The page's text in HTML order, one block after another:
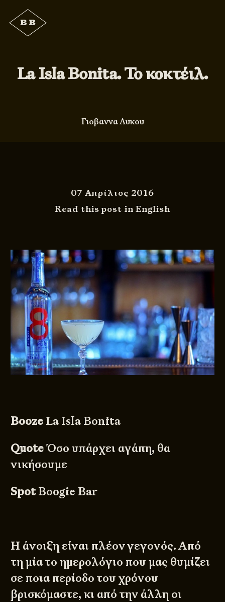
La Isla Bonita. Το κοκτέιλ.
Γιοβαννα Λυκου
07 Απρίλιος 2016
Read this post in English
Booze La Ιsla Bonita
QuoteΌσο υπάρχει αγάπη, θα
νικήσουμε
SpotBoogie Bar
Η άνοιξη είναι πλέον γεγονός. Από
τη μία το ημερολόγιο που μας θυμίζει
σε ποια περίοδο του χρόνου
βρισκόμαστε, κι από την άλλη οι